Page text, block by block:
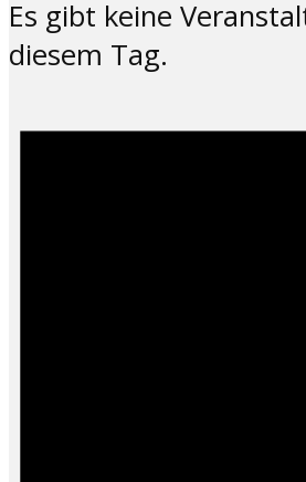
Es gibt keine
diesem Tag.